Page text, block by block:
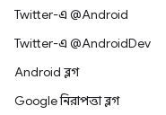
Twitter-এ @Android
Twitter-এ @AndroidDev
Android ব্লগ
Google নিরাপত্তা ব্লগ